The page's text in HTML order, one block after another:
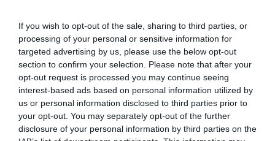
If you wish to opt-out of the sale, sharing to third parties, or
processing of your personal or sensitive information for
targeted advertising by us, please use the below opt-out
section to confirm your selection. Please note that after your
opt-out request is processed you may continue seeing
interest-based ads based on personal information utilized by
us or personal information disclosed to third parties prior to
your opt-out. You may separately opt-out of the further
disclosure of your personal information by third parties on the
Bejegyzés
navigáció
BEJEGYZÉS
Sepsiszentg
yörgyön
tanulták a
szakmát a
magyarorsz
ági diákok
BEJEGYZÉS
csökkent a
medvék
miatti
segélyhívás
ok száma
Hargita
megyében